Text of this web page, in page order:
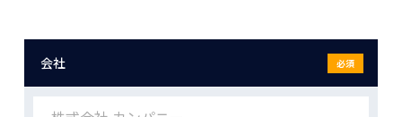
会社 必須